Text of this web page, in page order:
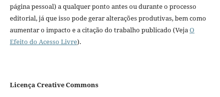
página pessoal) a qualquer ponto antes ou durante o processo
editorial, já que isso pode gerar alterações produtivas, bem como
aumentar o impacto e a citação do trabalho publicado (VejaO
Efeito do Acesso Livre).
Licença Creative Commons